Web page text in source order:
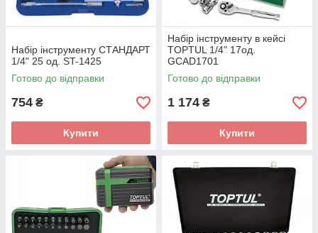
Набір інструменту СТАНДАРТ
1/4" 25 од. ST-1425
Готово до відправки
754 ₴
Купити
Набір інструменту в кейсі
TOPTUL 1/4" 17од.
GCAD1701
Готово до відправки
1 174 ₴
Купити